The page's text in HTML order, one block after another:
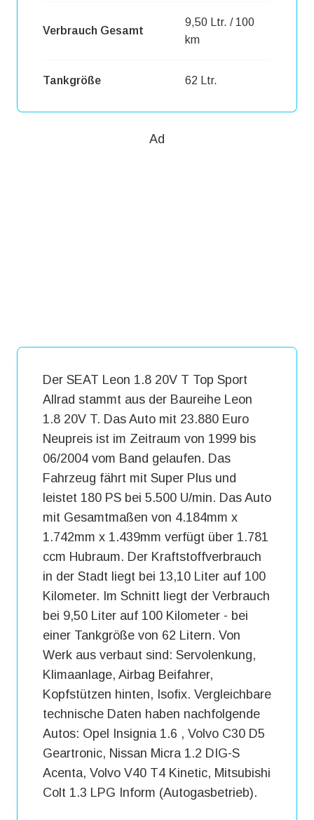
Verbrauch Gesamt
9,50 Ltr. / 100
km
Tankgröße 62 Ltr.
Ad
Der SEAT Leon 1.8 20V T Top Sport
Allrad stammt aus der Baureihe Leon
1.8 20V T. Das Auto mit 23.880 Euro
Neupreis ist im Zeitraum von 1999 bis
06/2004 vom Band gelaufen. Das
Fahrzeug fährt mit Super Plus und
leistet 180 PS bei 5.500 U/min. Das Auto
mit Gesamtmaßen von 4.184mm x
1.742mm x 1.439mm verfügt über 1.781
ccm Hubraum. Der Kraftstoffverbrauch
in der Stadt liegt bei 13,10 Liter auf 100
Kilometer. Im Schnitt liegt der Verbrauch
bei 9,50 Liter auf 100 Kilometer - bei
einer Tankgröße von 62 Litern. Von
Werk aus verbaut sind: Servolenkung,
Klimaanlage, Airbag Beifahrer,
Kopfstützen hinten, Isofix. Vergleichbare
technische Daten haben nachfolgende
Autos: Opel Insignia 1.6 , Volvo C30 D5
Geartronic, Nissan Micra 1.2 DIG-S
Acenta, Volvo V40 T4 Kinetic, Mitsubishi
Colt 1.3 LPG Inform (Autogasbetrieb).